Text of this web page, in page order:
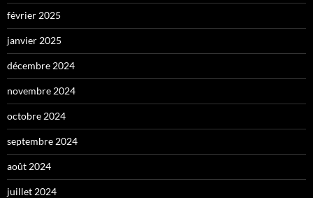
février 2025
janvier 2025
décembre 2024
novembre 2024
octobre 2024
septembre 2024
août 2024
juillet 2024